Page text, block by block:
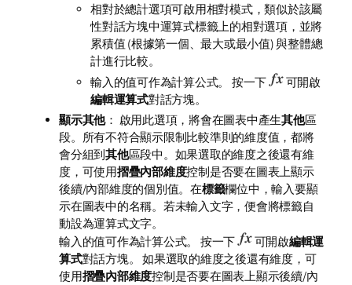
相對於總計選項可啟用相對模式，類似於該屬
性對話方塊中運算式標籤上的相對選項，並將
累積值 (根據第一個、最大或最小值) 與整體總
計進行比較。
輸入的值可作為計算公式。 按一下
可開啟
編輯運算式對話方塊。
顯示其他： 啟用此選項，將會在圖表中產生其他區
段。所有不符合顯示限制比較準則的維度值，都將
會分組到其他區段中。如果選取的維度之後還有維
度，可使用摺疊內部維度控制是否要在圖表上顯示
後續/內部維度的個別值。在標籤欄位中，輸入要顯
示在圖表中的名稱。若未輸入文字，便會將標籤自
動設為運算式文字。
輸入的值可作為計算公式。 按一下
可開啟編輯運
算式對話方塊。 如果選取的維度之後還有維度，可
使用摺疊內部維度控制是否要在圖表上顯示後續/內